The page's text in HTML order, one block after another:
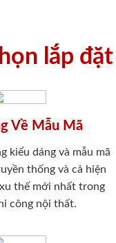
lắp
Về Mẫu Mã
kiểu dáng và mẫu mã
thống và cả hiện
thế mới nhất trong
công nội thất.